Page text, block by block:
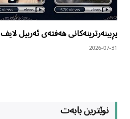
پڕبینەرترینەکانی هەفتەی ئەربیل لایف
2026-07-31
نوێترین بابەت